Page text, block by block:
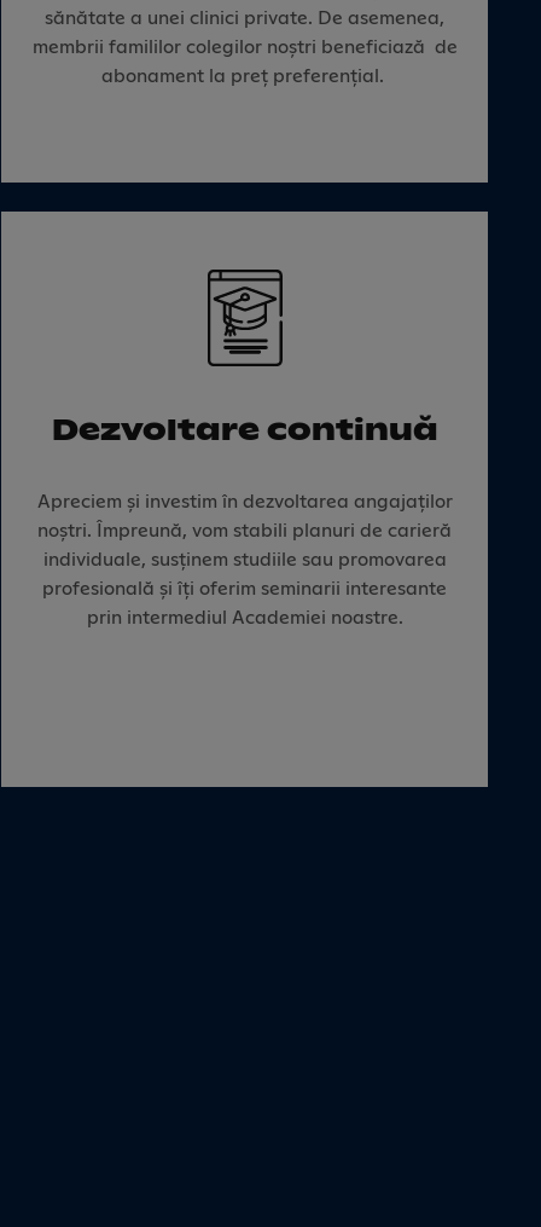
sănătate a unei clinici private. De asemenea,
membrii famililor colegilor noștri beneficiază de
abonament la preț preferențial.
Dezvoltare continuă
Apreciem și investim în dezvoltarea angajaților
noștri. Împreună, vom stabili planuri de carieră
individuale, susținem studiile sau promovarea
profesională și îți oferim seminarii interesante
prin intermediul Academiei noastre.